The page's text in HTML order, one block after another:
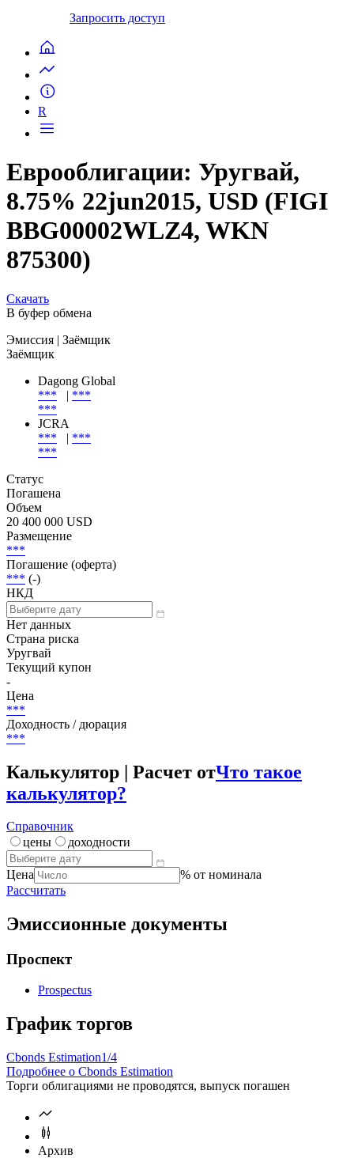
Запросить доступ
R
Еврооблигации: Уругвай,
8.75% 22jun2015, USD (FIGI
BBG00002WLZ4, WKN
875300)
Скачать
В буфер обмена
Эмиссия | Заёмщик
Заёмщик
Dagong Global
***
| ***
***
JCRA
***
| ***
***
Статус
Погашена
Объем
20 400 000 USD
Размещение
***
Погашение (оферта)
*** (-)
НКД
Нет данных
Страна риска
Уругвай
Текущий купон
-
Цена
***
Доходность / дюрация
***
Калькулятор | Расчет отЧто такое
калькулятор?
Справочник
цены
доходности
Цена
% от номинала
Рассчитать
Эмиссионные документы
Проспект
Prospectus
График торгов
Cbonds Estimation1/4
Подробнее о Cbonds Estimation
Торги облигациями не проводятся, выпуск погашен
Архив